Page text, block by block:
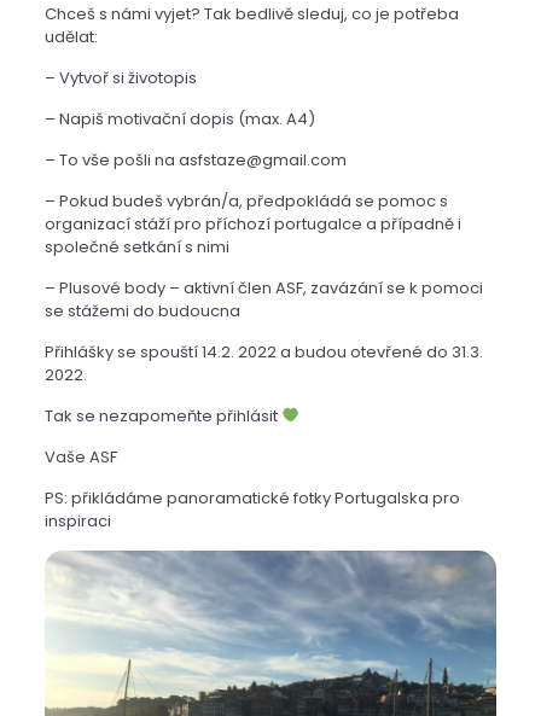
Chceš s námi vyjet? Tak bedlivě sleduj, co je potřeba
udělat:
– Vytvoř si životopis
– Napiš motivační dopis (max. A4)
– To vše pošli na asfstaze@gmail.com
– Pokud budeš vybrán/a, předpokládá se pomoc s
organizací stáží pro příchozí portugalce a případně i
společné setkání s nimi
– Plusové body – aktivní člen ASF, zavázání se k pomoci
se stážemi do budoucna
Přihlášky se spouští 14.2. 2022 a budou otevřené do 31.3.
2022.
Tak se nezapomeňte přihlásit
Vaše ASF
PS: přikládáme panoramatické fotky Portugalska pro
inspiraci